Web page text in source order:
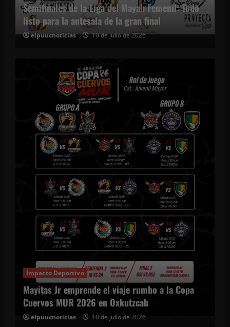
Semifinales de la Liga del Mayab Femenil: Todo
listo para la antesala de la gran final
elpuucnoticias 10 de julio de 2026
Impacto Deportivo
Mayitas Jr emprende el viaje rumbo a la Copa
Cuervos MUR 2026 en Oxkutzcab
elpuucnoticias 10 de julio de 2026